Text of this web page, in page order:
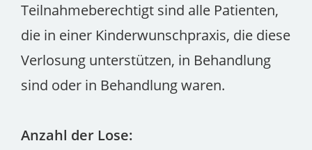
Teilnahmeberechtigt sind alle Patienten,
die in einer Kinderwunschpraxis, die diese
Verlosung unterstützen, in Behandlung
sind oder in Behandlung waren.
Anzahl der Lose: